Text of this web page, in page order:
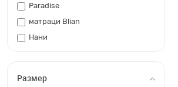
Paradise
матраци Blian
Нани
Размер